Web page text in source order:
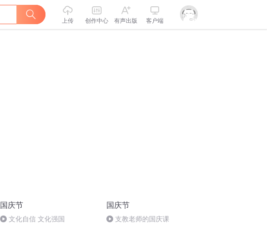
上传 创作中心 有声出版 客户端
国庆节
文化自信 文化强国
国庆节
支教老师的国庆课